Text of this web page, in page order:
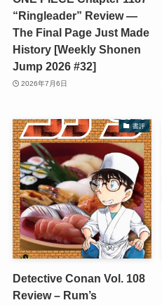
“Ringleader” Review —
The Final Page Just Made
History [Weekly Shonen
Jump 2026 #32]
2026年7月6日
書評
Detective Conan Vol. 108
Review – Rum’s